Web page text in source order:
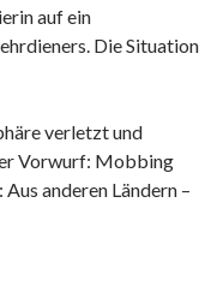
auf ein
Die Situation
verletzt und
Vorwurf: Mobbing
anderen Ländern –